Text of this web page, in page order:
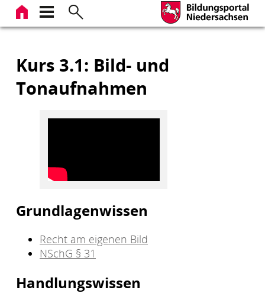
Zum
Inhalt
Kurs 3.1: Bild- und
Tonaufnahmen
Grundlagenwissen
Recht am eigenen Bild
NSchG § 31
Handlungswissen